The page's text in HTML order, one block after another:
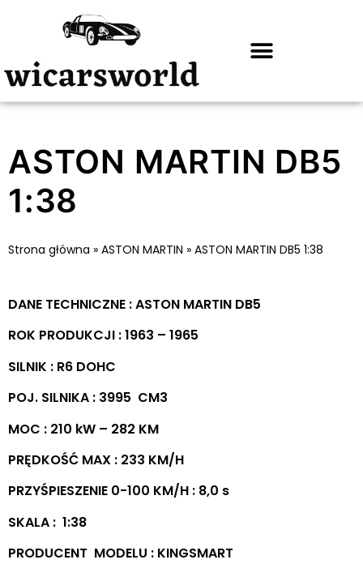
ASTON MARTIN DB5
1:38
Strona główna » ASTON MARTIN » ASTON MARTIN DB5 1:38
DANE TECHNICZNE : ASTON MARTIN DB5
ROK PRODUKCJI : 1963 – 1965
SILNIK : R6 DOHC
POJ. SILNIKA : 3995 CM3
MOC : 210 kW – 282 KM
PRĘDKOŚĆ MAX : 233 KM/H
PRZYŚPIESZENIE 0-100 KM/H : 8,0 s
SKALA : 1:38
PRODUCENT MODELU : KINGSMART